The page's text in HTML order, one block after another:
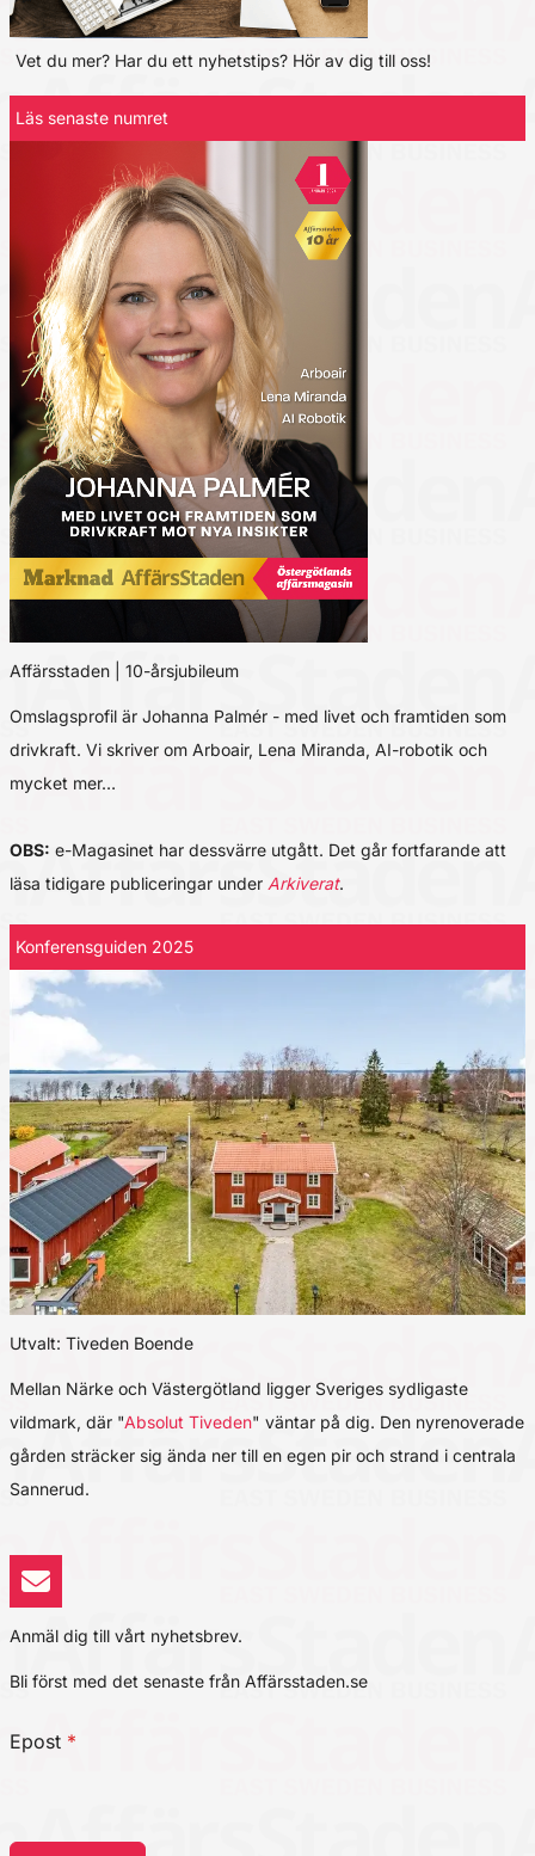
Vet du mer? Har du ett nyhetstips? Hör av dig till oss!
Läs senaste numret
Affärsstaden | 10-årsjubileum
Omslagsprofil är Johanna Palmér - med livet och framtiden som
drivkraft. Vi skriver om Arboair, Lena Miranda, AI-robotik och
mycket mer…
OBS: e-Magasinet har dessvärre utgått. Det går fortfarande att
läsa tidigare publiceringar under Arkiverat.
Konferensguiden 2025
Utvalt: Tiveden Boende
Mellan Närke och Västergötland ligger Sveriges sydligaste
vildmark, där "Absolut Tiveden" väntar på dig. Den nyrenoverade
gården sträcker sig ända ner till en egen pir och strand i centrala
Sannerud.
Anmäl dig till vårt nyhetsbrev.
Bli först med det senaste från Affärsstaden.se
Epost *